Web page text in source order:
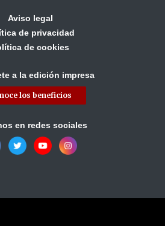
Aviso legal
de privacidad
de cookies
a la edición impresa
los beneficios
en redes sociales